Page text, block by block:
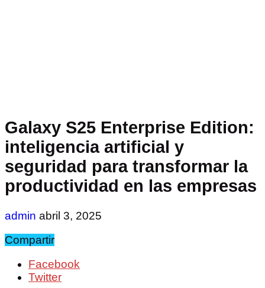
Galaxy S25 Enterprise Edition:
inteligencia artificial y
seguridad para transformar la
productividad en las empresas
admin abril 3, 2025
Compartir
Facebook
Twitter